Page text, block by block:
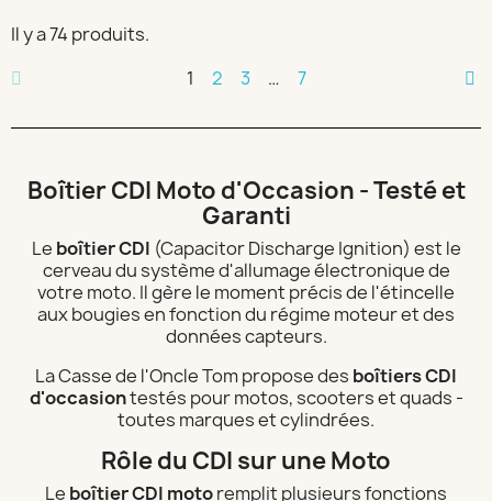
Il y a 74 produits.
1
2 3 … 7
Boîtier CDI Moto d'Occasion - Testé et
Garanti
Le boîtier CDI (Capacitor Discharge Ignition) est le
cerveau du système d'allumage électronique de
votre moto. Il gère le moment précis de l'étincelle
aux bougies en fonction du régime moteur et des
données capteurs.
La Casse de l'Oncle Tom propose des boîtiers CDI
d'occasiontestés pour motos, scooters et quads -
toutes marques et cylindrées.
Rôle du CDI sur une Moto
Le boîtier CDI motoremplit plusieurs fonctions